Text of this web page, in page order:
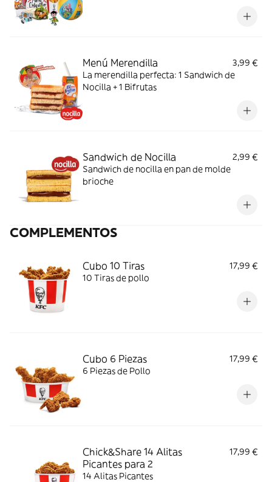
Menú Merendilla
3,99 €
La merendilla perfecta: 1 Sandwich de
Nocilla + 1 Bifrutas
Sandwich de Nocilla
2,99 €
Sandwich de nocilla en pan de molde
brioche
COMPLEMENTOS
Cubo 10 Tiras
17,99 €
10 Tiras de pollo
Cubo 6 Piezas
17,99 €
6 Piezas de Pollo
Chick&Share 14 Alitas
Picantes para 2
17,99 €
14 Alitas Picantes